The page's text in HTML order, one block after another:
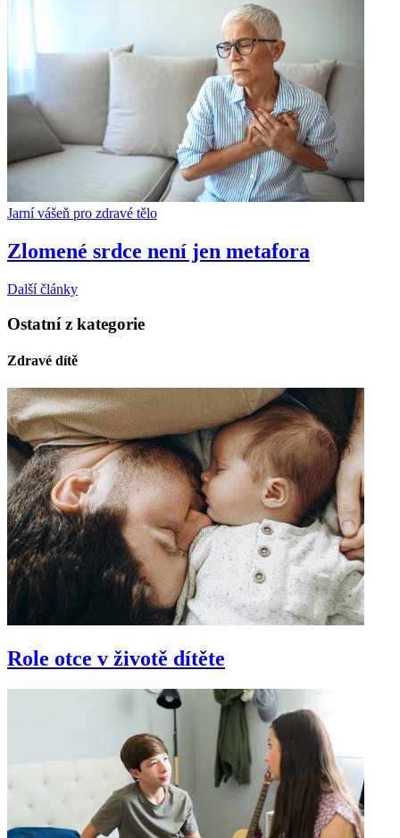
Jarní vášeň pro zdravé tělo
Zlomené srdce není jen metafora
Další články
Ostatní z kategorie
Zdravé dítě
Role otce v životě dítěte